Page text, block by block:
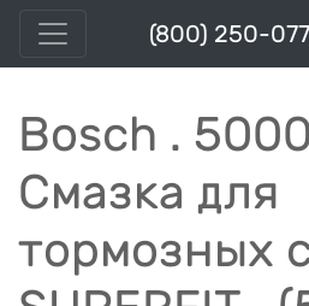
(800) 250-
Bosch .
Смазка для
тормозных